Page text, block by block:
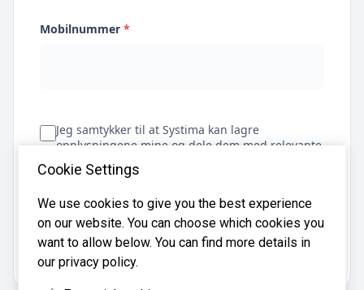
Mobilnummer *
Jeg samtykker til at Systima kan lagre
opplysningene mine og dele dem med relevante
regnskapsbyråer for å hjelpe meg å finne
regnskapsfører
Få tilbud
Cookie Settings
We use cookies to give you the best experience
on our website. You can choose which cookies you
want to allow below. You can find more details in
our privacy policy.